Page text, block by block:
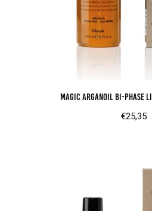
Magic arganoil bi-phase
€25,35